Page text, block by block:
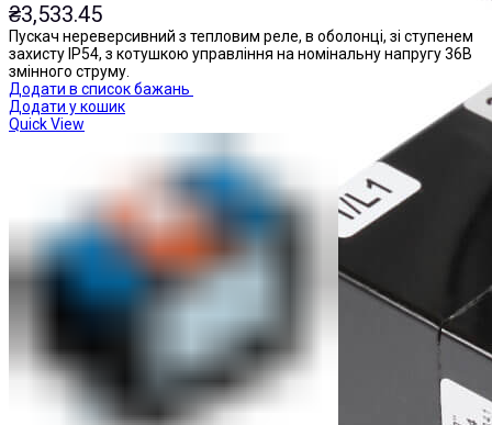
₴3,533.45
Пускач нереверсивний з тепловим реле, в оболонці, зі ступенем
захисту IP54, з котушкою управління на номінальну напругу 36В
змінного струму.
Додати в список бажань
Додати у кошик
Quick View